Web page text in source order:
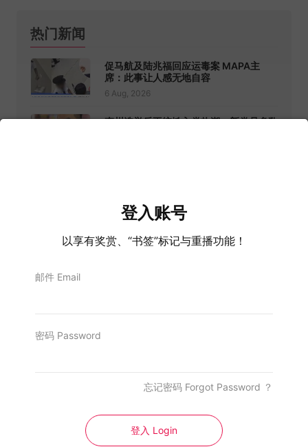
登入账号
以享有奖赏、“书签”标记与重播功能！
邮件 Email
密码 Password
忘记密码 Forgot Password ？
登入 Login
热门新闻
促马航及陆兆福回应运毒案 MAPA主
席：此事让人感无地自容
6 Aug, 2026
森州选举后巫统掀入党热潮 新党员多数
6 Aug, 2026
女儿获准到校庆生事后被嫌麻烦 母亲发
文控诉
6 Aug, 2026
相关988布告栏